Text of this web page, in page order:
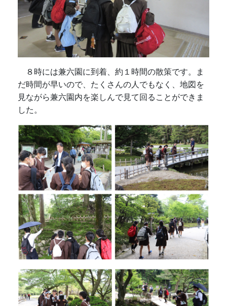
８時には兼六園に到着、約１時間の散策です。ま
だ時間が早いので、たくさんの人でもなく、地図を
見ながら兼六園内を楽しんで見て回ることができま
した。